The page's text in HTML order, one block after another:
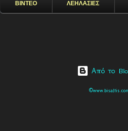
ΒΙΝΤΕΟ ΛΕΗΛΑΣΙΕΣ
Από το